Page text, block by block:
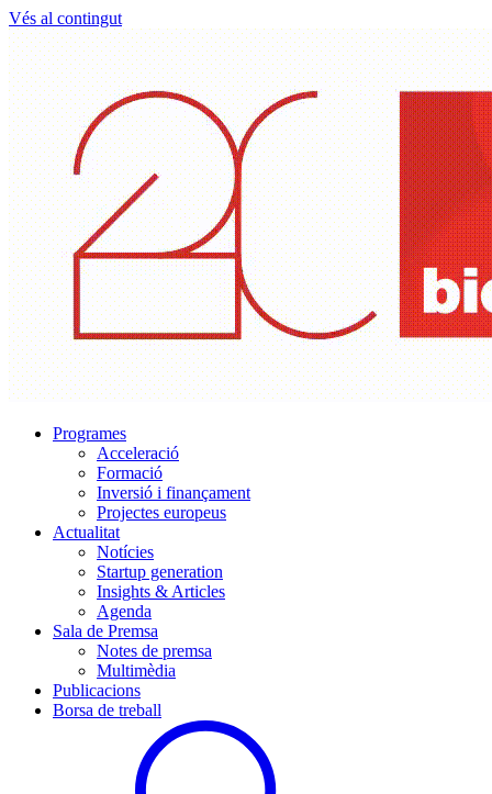
Vés al contingut
Programes
Acceleració
Formació
Inversió i finançament
Projectes europeus
Actualitat
Notícies
Startup generation
Insights & Articles
Agenda
Sala de Premsa
Notes de premsa
Multimèdia
Publicacions
Borsa de treball